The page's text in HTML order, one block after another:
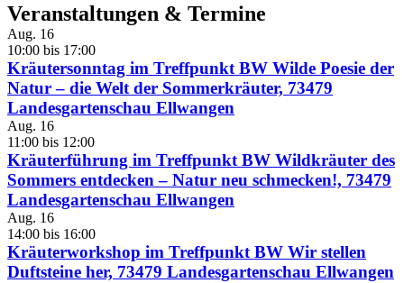
Veranstaltungen & Termine
Aug. 16
10:00 bis 17:00
Kräutersonntag im Treffpunkt BW Wilde Poesie der
Natur – die Welt der Sommerkräuter, 73479
Landesgartenschau Ellwangen
Aug. 16
11:00 bis 12:00
Kräuterführung im Treffpunkt BW Wildkräuter des
Sommers entdecken – Natur neu schmecken!, 73479
Landesgartenschau Ellwangen
Aug. 16
14:00 bis 16:00
Kräuterworkshop im Treffpunkt BW Wir stellen
Duftsteine her, 73479 Landesgartenschau Ellwangen